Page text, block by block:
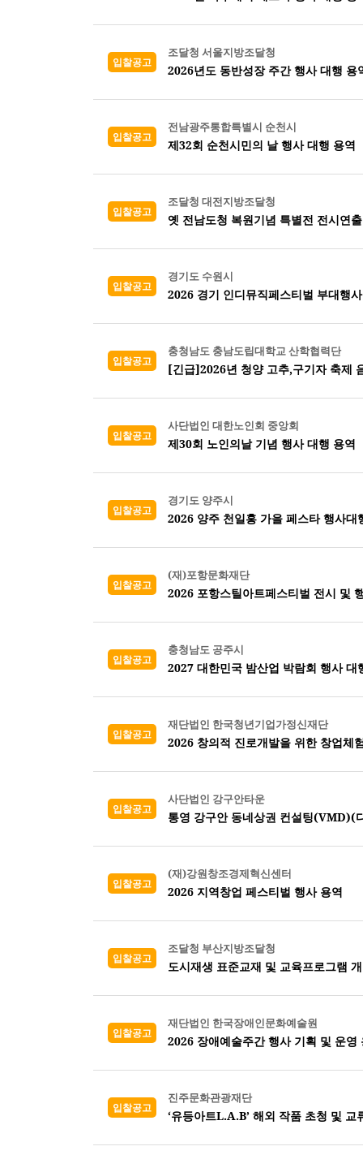
입찰공고
조달청 서울지방조달청
2026년도 동반성장 주간 행사 대행 용
입찰공고
전남광주통합특별시 순천시
제32회 순천시민의 날 행사 대행 용역
입찰공고
조달청 대전지방조달청
옛 전남도청 복원기념 특별전 전시연
입찰공고
경기도 수원시
2026 경기 인디뮤직페스티벌 부대행
입찰공고
충청남도 충남도립대학교 산학협력단
[긴급]2026년 청양 고추,구기자 축제
입찰공고
사단법인 대한노인회 중앙회
제30회 노인의날 기념 행사 대행 용역
입찰공고
경기도 양주시
2026 양주 천일홍 가을 페스타 행사대
입찰공고
(재)포항문화재단
2026 포항스틸아트페스티벌 전시 및
입찰공고
충청남도 공주시
2027 대한민국 밤산업 박람회 행사 대
입찰공고
재단법인 한국청년기업가정신재단
2026 창의적 진로개발을 위한 창업체
입찰공고
사단법인 강구안타운
통영 강구안 동네상권 컨설팅(VMD)(
입찰공고
(재)강원창조경제혁신센터
2026 지역창업 페스티벌 행사 용역
입찰공고
조달청 부산지방조달청
도시재생 표준교재 및 교육프로그램
입찰공고
재단법인 한국장애인문화예술원
2026 장애예술주간 행사 기획 및 운영
입찰공고
진주문화관광재단
‘유등아트L.A.B’ 해외 작품 초청 및 교